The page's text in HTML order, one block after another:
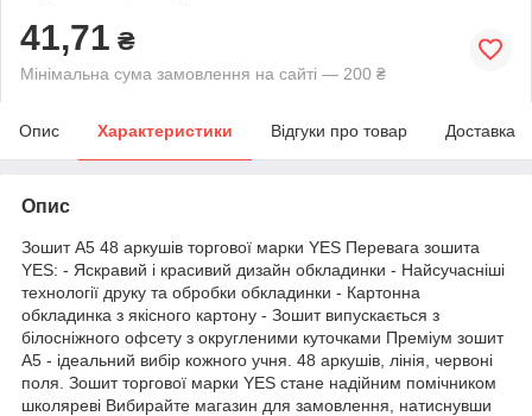
41,71 ₴
Мінімальна сума замовлення на сайті — 200 ₴
Опис Характеристики Відгуки про товар Доставка
Опис
Зошит А5 48 аркушів торгової марки YES Перевага зошита
YES: - Яскравий і красивий дизайн обкладинки - Найсучасніші
технології друку та обробки обкладинки - Картонна
обкладинка з якісного картону - Зошит випускається з
білосніжного офсету з округленими куточками Преміум зошит
А5 - ідеальний вибір кожного учня. 48 аркушів, лінія, червоні
поля. Зошит торгової марки YES стане надійним помічником
школяреві Вибирайте магазин для замовлення, натиснувши